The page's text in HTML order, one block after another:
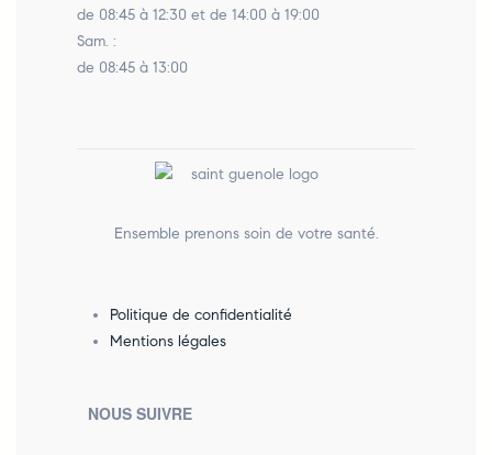
de 08:45 à 12:30 et de 14:00 à 19:00
Sam. :
de 08:45 à 13:00
Ensemble prenons soin de votre santé.
Politique de confidentialité
Mentions légales
NOUS SUIVRE